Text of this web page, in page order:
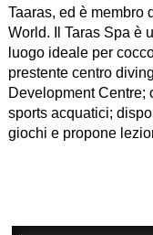
Taaras, ed è membro
World. Il Taras Spa è
luogo ideale per
prestente centro
Development Centre;
sports acquatici;
giochi e propone